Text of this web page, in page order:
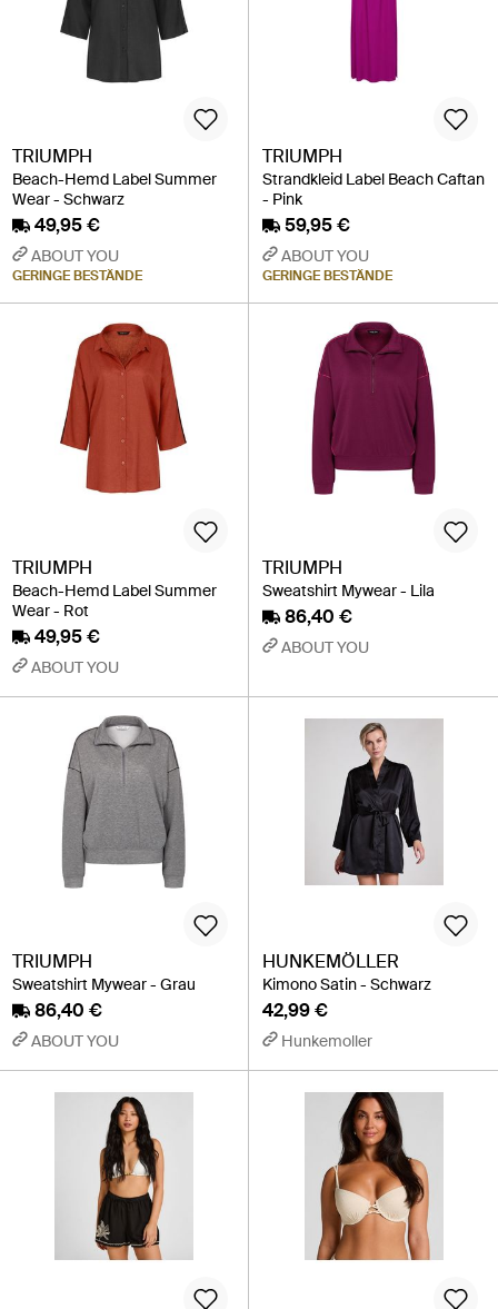
TRIUMPH
Beach-Hemd Label Summer
Wear - Schwarz
49,95 €
ABOUT YOU
GERINGE BESTÄNDE
TRIUMPH
Strandkleid Label Beach Caftan
- Pink
59,95 €
ABOUT YOU
GERINGE BESTÄNDE
TRIUMPH
Beach-Hemd Label Summer
Wear - Rot
49,95 €
ABOUT YOU
TRIUMPH
Sweatshirt Mywear - Lila
86,40 €
ABOUT YOU
TRIUMPH
Sweatshirt Mywear - Grau
86,40 €
ABOUT YOU
HUNKEMÖLLER
Kimono Satin - Schwarz
42,99 €
Hunkemoller